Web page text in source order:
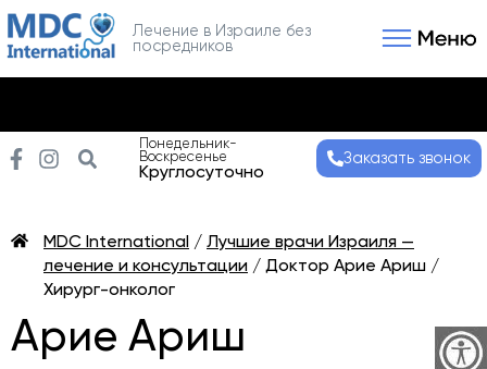
Лечение в Израиле без
посредников
Понедельник-
Воскресенье
Круглосуточно
Заказать звонок
MDC International / Лучшие врачи Израиля —
лечение и консультации / Доктор Арие Ариш /
Хирург-онколог
Арие Ариш